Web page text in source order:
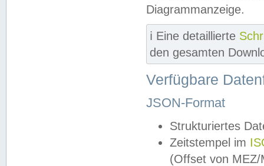
Diagrammanzeige.
ℹ️ Eine detaillierte
den gesamten
Verfügbare
JSON-Format
Strukturiertes
Zeitstempel im
(Offset von MEZ/